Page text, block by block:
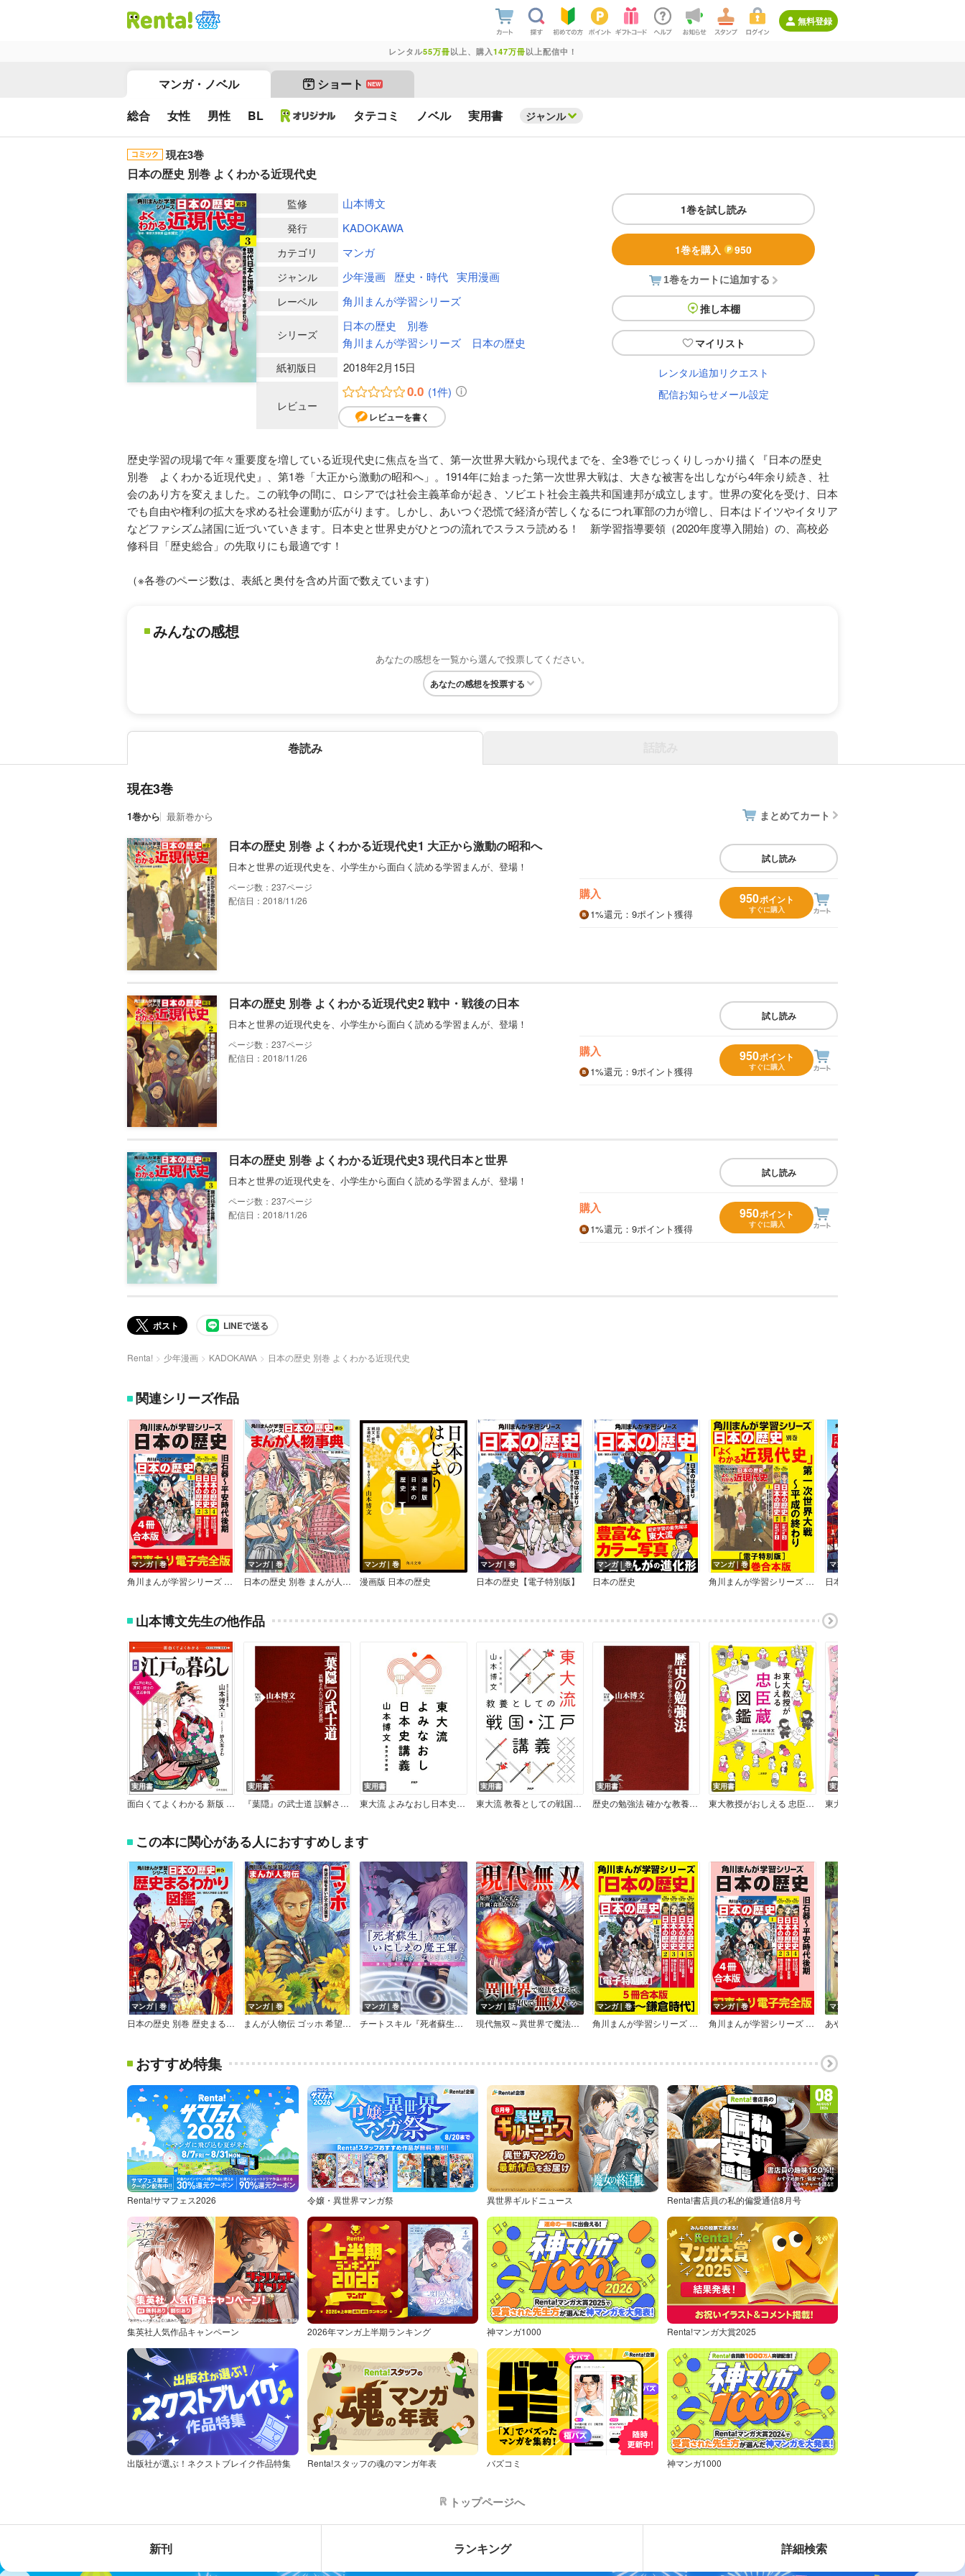
無料登録
レンタル55万冊以上、購入 147万冊以上配信中！
マンガ・ノベル ショート NEW
総合 女性 男性 BL タテコミ ノベル 実用書 ジャンル
現在3巻
日本の歴史 別巻 よくわかる近現代史
1巻を試し読み
1巻を購入 950
1巻をカートに追加する
推し本棚
マイリスト
レンタル追加リクエスト
配信お知らせメール設定
監修 山本博文
発行 KADOKAWA
カテゴリ マンガ
ジャンル 少年漫画 歴史・時代 実用漫画
レーベル 角川まんが学習シリーズ
シリーズ
日本の歴史 別巻
角川まんが学習シリーズ 日本の歴史
紙初版日 2018年2月15日
レビュー
0.0 (1件)
レビューを書く
歴史学習の現場で年々重要度を増している近現代史に焦点を当て、第一次世界大戦から現代までを、全3巻でじっくりしっかり描く『日本の歴史
別巻 よくわかる近現代史』、第1巻「大正から激動の昭和へ」。1914年に始まった第一次世界大戦は、大きな被害を出しながら4年余り続き、社
会のあり方を変えました。この戦争の間に、ロシアでは社会主義革命が起き、ソビエト社会主義共和国連邦が成立します。世界の変化を受け、日本
でも自由や権利の拡大を求める社会運動が広がります。しかし、あいつぐ恐慌で経済が苦しくなるにつれ軍部の力が増し、日本はドイツやイタリア
などファシズム諸国に近づいていきます。日本史と世界史がひとつの流れでスラスラ読める！ 新学習指導要領（2020年度導入開始）の、高校必
修科目「歴史総合」の先取りにも最適です！
（※各巻のページ数は、表紙と奥付を含め片面で数えています）
みんなの感想
あなたの感想を一覧から選んで投票してください。
あなたの感想を投票する
巻読み
現在3巻
1巻から 最新巻から まとめてカート
日本の歴史 別巻 よくわかる近現代史1 大正から激動の昭和へ
日本と世界の近現代史を、小学生から面白く読める学習まんが、登場！
237
配信日：2018/11/26
試し読み
購入
1%還元 ：9ポイント獲得
950ポイント
すぐに購入
日本の歴史 別巻 よくわかる近現代史2 戦中・戦後の日本
日本と世界の近現代史を、小学生から面白く読める学習まんが、登場！
237
配信日：2018/11/26
試し読み
購入
1%還元 ：9ポイント獲得
950ポイント
すぐに購入
日本の歴史 別巻 よくわかる近現代史3 現代日本と世界
日本と世界の近現代史を、小学生から面白く読める学習まんが、登場！
237
配信日：2018/11/26
試し読み
購入
1%還元 ：9ポイント獲得
950ポイント
すぐに購入
ポスト LINEで送る
Renta! 少年漫画 KADOKAWA 日本の歴史 別巻 よくわかる近現代史
関連シリーズ作品
マンガ｜巻
角川まんが学習シリーズ 日本の歴史 【記事あり電子完全版 4冊 合本版】
マンガ｜巻
日本の歴史 別巻 まんが人物事典
マンガ｜巻
漫画版 日本の歴史
マンガ｜巻
日本の歴史【電子特別版】
マンガ｜巻
日本の歴史
マンガ｜巻
角川まんが学習シリーズ 日本の歴史 よくわかる近現代史【電子特別版 全3巻 合本版】
マンガ｜巻
山本博文先生の他作品
実用書
面白くてよくわかる 新版 江戸の暮らし
実用書
『葉隠』の武士道 誤解された「死狂ひ」の思想
実用書
東大流 よみなおし日本史講義
実用書
東大流 教養としての戦国・江戸講義
実用書
歴史の勉強法 確かな教養を手に入れる
実用書
東大教授がおしえる 忠臣蔵図鑑
実用書
この本に関心がある人におすすめします
マンガ｜巻
日本の歴史 別巻 歴史まるわかり図鑑
マンガ｜巻
まんが人物伝 ゴッホ 希望の種をまいた不屈の画家
マンガ｜巻
チートスキル『死者蘇生』が覚醒して、いにしえの魔王軍を復活させてしまいました ～誰も死なせない最強ヒーラー～【イラスト特典付】
マンガ｜話
現代無双～異世界で魔法を覚えて、現代で無双する～
マンガ｜巻
角川まんが学習シリーズ 日本の歴史
マンガ｜巻
角川まんが学習シリーズ 日本の歴史 【記事あり電子完全版 4冊 合本版】
マンガ｜巻
あやかしこ
おすすめ特集
Renta!サマフェス2026 令嬢・異世界マンガ祭 異世界ギルドニュース Renta!書店員の私的偏愛通信8月号
集英社人気作品キャンペーン 2026年マンガ上半期ランキング 神マンガ1000 Renta!マンガ大賞2025
出版社が選ぶ！ネクストブレイク作品特集 Renta!スタッフの魂のマンガ年表 バズコミ 神マンガ1000
トップページへ
新刊 ランキング 詳細検索